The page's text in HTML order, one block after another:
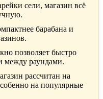
сели, магазин всё
барабана и
позволяет быстро
между раундами.
рассчитан на
на популярные